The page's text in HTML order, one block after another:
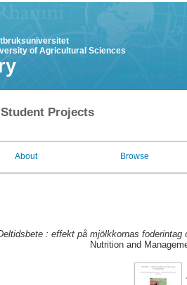
of Agricultural Sciences
Projects
About Browse
: effekt på mjölkkornas foderintag
Nutrition and